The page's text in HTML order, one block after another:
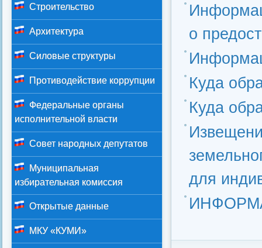
о
Куда
Куда
для
Строительство
Архитектура
Силовые структуры
Противодействие коррупции
Федеральные органы
исполнительной власти
Совет народных депутатов
Муниципальная
избирательная комиссия
Открытые данные
МКУ «КУМИ»